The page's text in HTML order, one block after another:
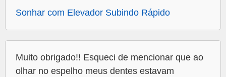
Sonhar com Elevador Subindo Rápido
Muito obrigado!! Esqueci de mencionar que ao
olhar no espelho meus dentes estavam